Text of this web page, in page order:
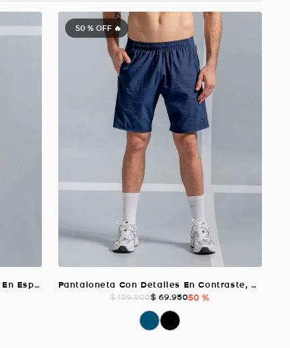
Camiseta Amplia Con Estampado En Espalda, Color Azul Oscuro Para Hombre
50 % OFF 🔥
Pantaloneta Con Detalles En Contraste, Color Azul Oscuro Para Hombre
$ 139.900$ 69.95050 %